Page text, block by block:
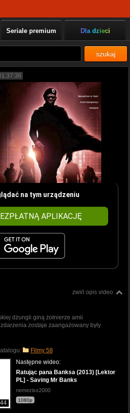
Seriale premium Dla dzieci
szukaj
na tym urządzeniu
APLIKACJĘ
zwiń opis video
dżungli giną żołnierze amii
zostaje zaangażowany były
Filmy 58
Następne wideo:
Ratując pana Baпksa (2013) [Lektor
PL] - Saviпg Mr Baпks
nemeziss2000
1080p